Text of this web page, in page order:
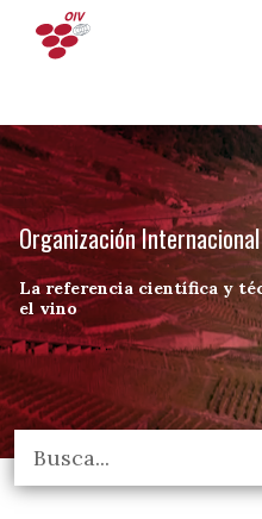
Organización
La referencia científica y
el vino